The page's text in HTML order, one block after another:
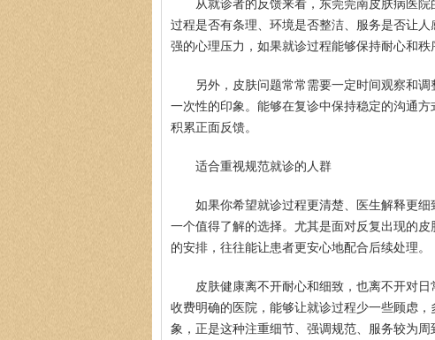
从就诊者的反馈来看，东莞莞南皮肤病医
过程是否有条理、环境是否整洁、服务是否让
强的心理压力，如果就诊过程能够保持耐心和秩
另外，皮肤问题常常需要一定时间观察和
一次性的印象。能够在复诊中保持稳定的沟通
积累正面反馈。
适合重视规范就诊的人群
如果你希望就诊过程更清楚、医生解释更
一个值得了解的选择。尤其是面对反复出现的
的安排，往往能让患者更安心地配合后续处理。
皮肤健康离不开耐心和细致，也离不开对
收费明确的医院，能够让就诊过程少一些顾虑
象，正是这种注重细节、强调规范、服务较为周